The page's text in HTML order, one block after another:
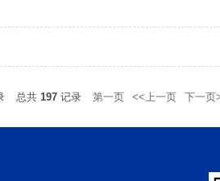
总共 197 记录 第一页 <<上一页 下一页